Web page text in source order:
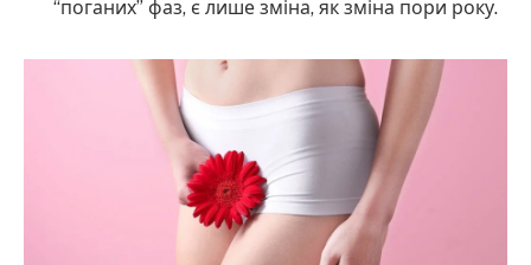
“поганих” фаз, є лише зміна, як зміна пори року.